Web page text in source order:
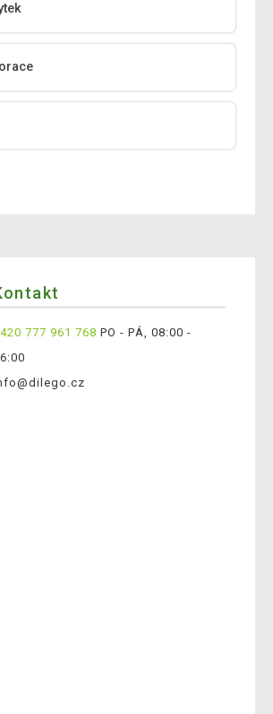
777 961 768 PO - PÁ, 08:00 -